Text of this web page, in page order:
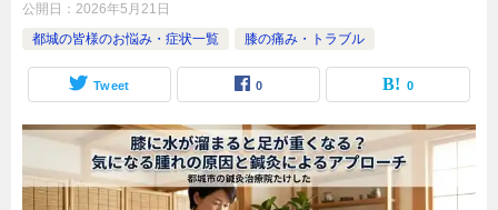
公開日： 2026年5月21日
都城の皆様のお悩み・症状一覧
膝の痛み・トラブル
Tweet 0 0